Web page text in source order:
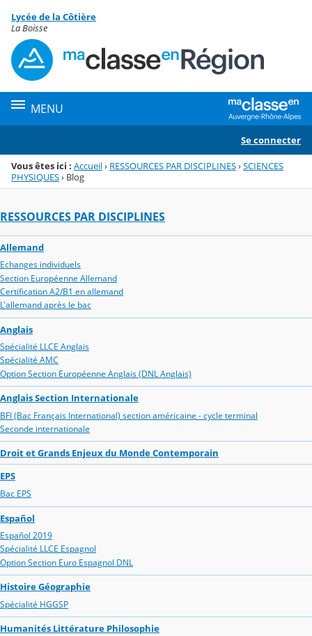
Menu de la rubrique
Contenu
Lycée de la Côtière
La Boisse
MENU
Se connecter
Vous êtes ici : Accueil› RESSOURCES PAR DISCIPLINES›SCIENCES
PHYSIQUES› Blog
RESSOURCES PAR DISCIPLINES
Allemand
Echanges individuels
Section Européenne Allemand
Certification A2/B1 en allemand
L'allemand après le bac
Anglais
Spécialité LLCE Anglais
Spécialité AMC
Option Section Européenne Anglais (DNL Anglais)
Anglais Section Internationale
BFI (Bac Français International) section américaine - cycle terminal
Seconde internationale
Droit et Grands Enjeux du Monde Contemporain
EPS
Bac EPS
Español
Español 2019
Spécialité LLCE Espagnol
Option Section Euro Espagnol DNL
Histoire Géographie
Spécialité HGGSP
Humanités Littérature Philosophie